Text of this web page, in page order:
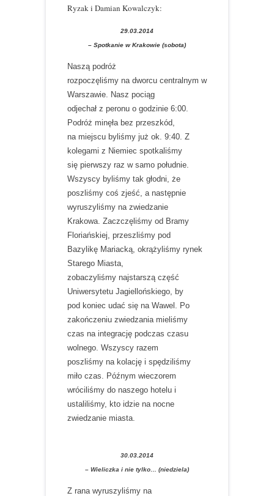
Ryzak i Damian Kowalczyk:
29.03.2014
– Spotkanie w Krakowie (sobota)
Naszą podróż
rozpoczęliśmy na dworcu centralnym w
Warszawie. Nasz pociąg
odjechał z peronu o godzinie 6:00.
Podróż minęła bez przeszkód,
na miejscu byliśmy już ok. 9:40. Z
kolegami z Niemiec spotkaliśmy
się pierwszy raz w samo południe.
Wszyscy byliśmy tak głodni, że
poszliśmy coś zjeść, a następnie
wyruszyliśmy na zwiedzanie
Krakowa. Zaczczęliśmy od Bramy
Floriańskiej, przeszliśmy pod
Bazylikę Mariacką, okrążyliśmy rynek
Starego Miasta,
zobaczyliśmy najstarszą część
Uniwersytetu Jagiellońskiego, by
pod koniec udać się na Wawel. Po
zakończeniu zwiedzania mieliśmy
czas na integrację podczas czasu
wolnego. Wszyscy razem
poszliśmy na kolację i spędziliśmy
miło czas. Późnym wieczorem
wróciliśmy do naszego hotelu i
ustaliliśmy, kto idzie na nocne
zwiedzanie miasta.
30.03.2014
– Wieliczka i nie tylko… (niedziela)
Z rana wyruszyliśmy na